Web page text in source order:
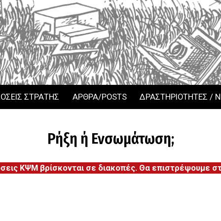
ΣΤΡΑΤΗΣ ΑΡΘΡΑ/POSTS ΔΡΑΣΤΗΡΙΟΤΗΤΕΣ /
Ρήξη ή Ενσωμάτωση;
ΚΨΜ βρίσκονται σε διακοπές. Θα επιστρέψουμε